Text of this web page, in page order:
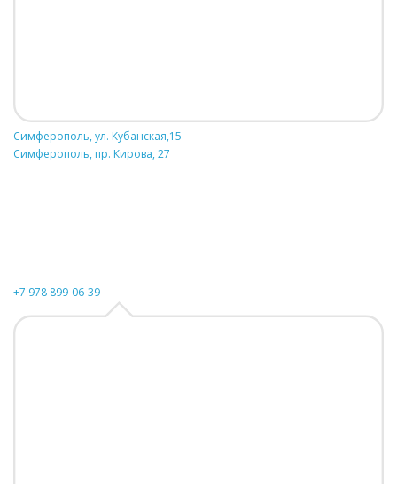
Симферополь, ул. Кубанская,15
Симферополь, пр. Кирова, 27
+7 978 899-06-39